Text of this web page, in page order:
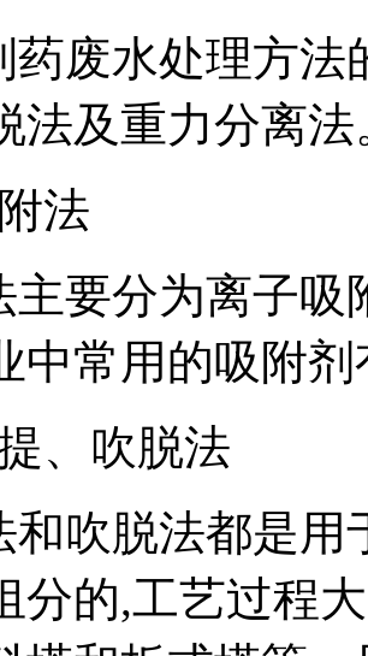
药废水处理方法
法及重力分离法
法
主要分为离子吸
中常用的吸附
、吹脱法
和吹脱法都是用
分的,工艺过程